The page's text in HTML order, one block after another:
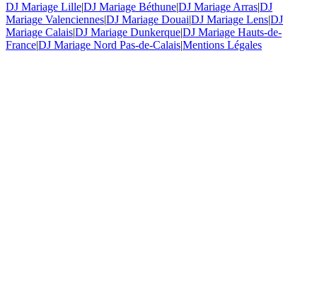
DJ Mariage Lille|DJ Mariage Béthune|DJ Mariage Arras|DJ
Mariage Valenciennes|DJ Mariage Douai|DJ Mariage Lens|DJ
Mariage Calais|DJ Mariage Dunkerque|DJ Mariage Hauts-de-
France|DJ Mariage Nord Pas-de-Calais|Mentions Légales